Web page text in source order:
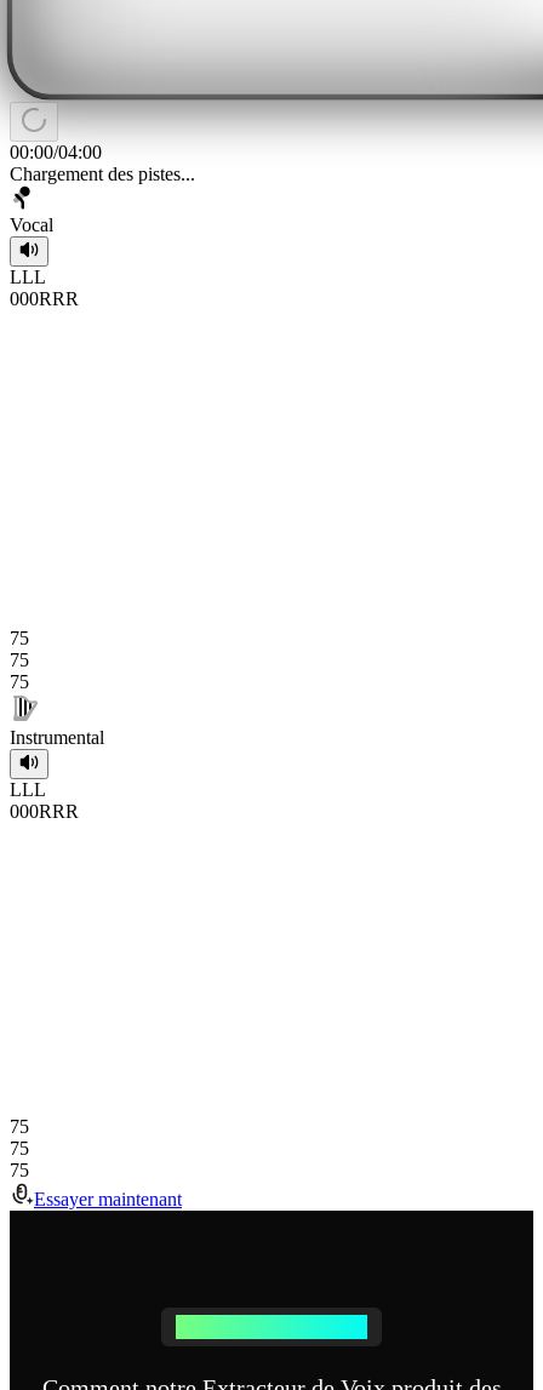
00:00/04:00
Chargement des pistes...
Vocal
LLL
000RRR
75
75
75
Instrumental
LLL
000RRR
75
75
75
Essayer maintenant